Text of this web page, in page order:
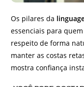
Os pilares da
essenciais para
respeito de forma
manter as costas
mostra confiança